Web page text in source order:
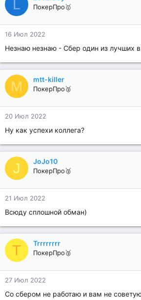
L ПокерПро🥇
16 Июл 2022
Незнаю незнаю - Сбер один из лучших
M mtt-killer
ПокерПро🥈
20 Июл 2022
Ну как успехи коллега?
J JoJo10
ПокерПро🥈
21 Июл 2022
Всюду сплошной обман)
T Trrrrrrrr
ПокерПро🥈
27 Июл 2022
Со сбером не работаю и вам не